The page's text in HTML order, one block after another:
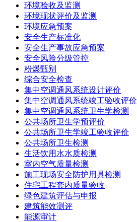
环境验收及监测
环境现状评价及监测
环境应急预案
安全生产标准化
安全生产事故应急预案
安全风险分级管控
粉爆甄别
综合安全检查
集中空调通风系统设计评价
集中空调通风系统竣工验收评价
集中空调通风系统卫生学检测
公共场所卫生学预评价
公共场所卫生学竣工验收评价
公共场所卫生检测
生活饮用水水质检测
室内空气质量检测
施工现场安全防护用具检测
住宅工程套内质量验收
绿色建筑评估与申报
建筑能效测评
能源审计